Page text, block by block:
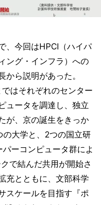
、今回はHPCI（ハイパ
ング・インフラ）への
から説明があった。
はそれぞれのセンター
ュータを調達し、独立
が、京の誕生をきっか
大学と、2つの国立研
ーコンピュータ群によ
で結んだ共用が開始さ
充とともに、文部科学
スケールを目指す『ポ